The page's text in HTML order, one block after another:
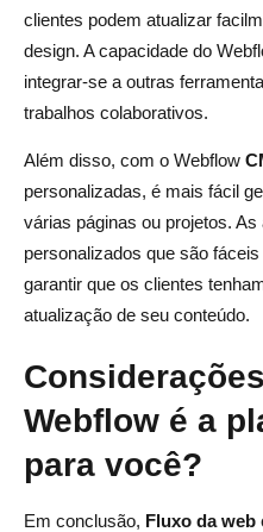
clientes podem atualizar
design. A capacidade do
integrar-se a outras
trabalhos colaborativos.
Além disso, com o Webflow
personalizadas, é mais fácil
várias páginas ou projetos.
personalizados que são
garantir que os clientes
atualização de seu conteúdo.
Webflow é a
para você?
Em conclusão, Fluxo da web